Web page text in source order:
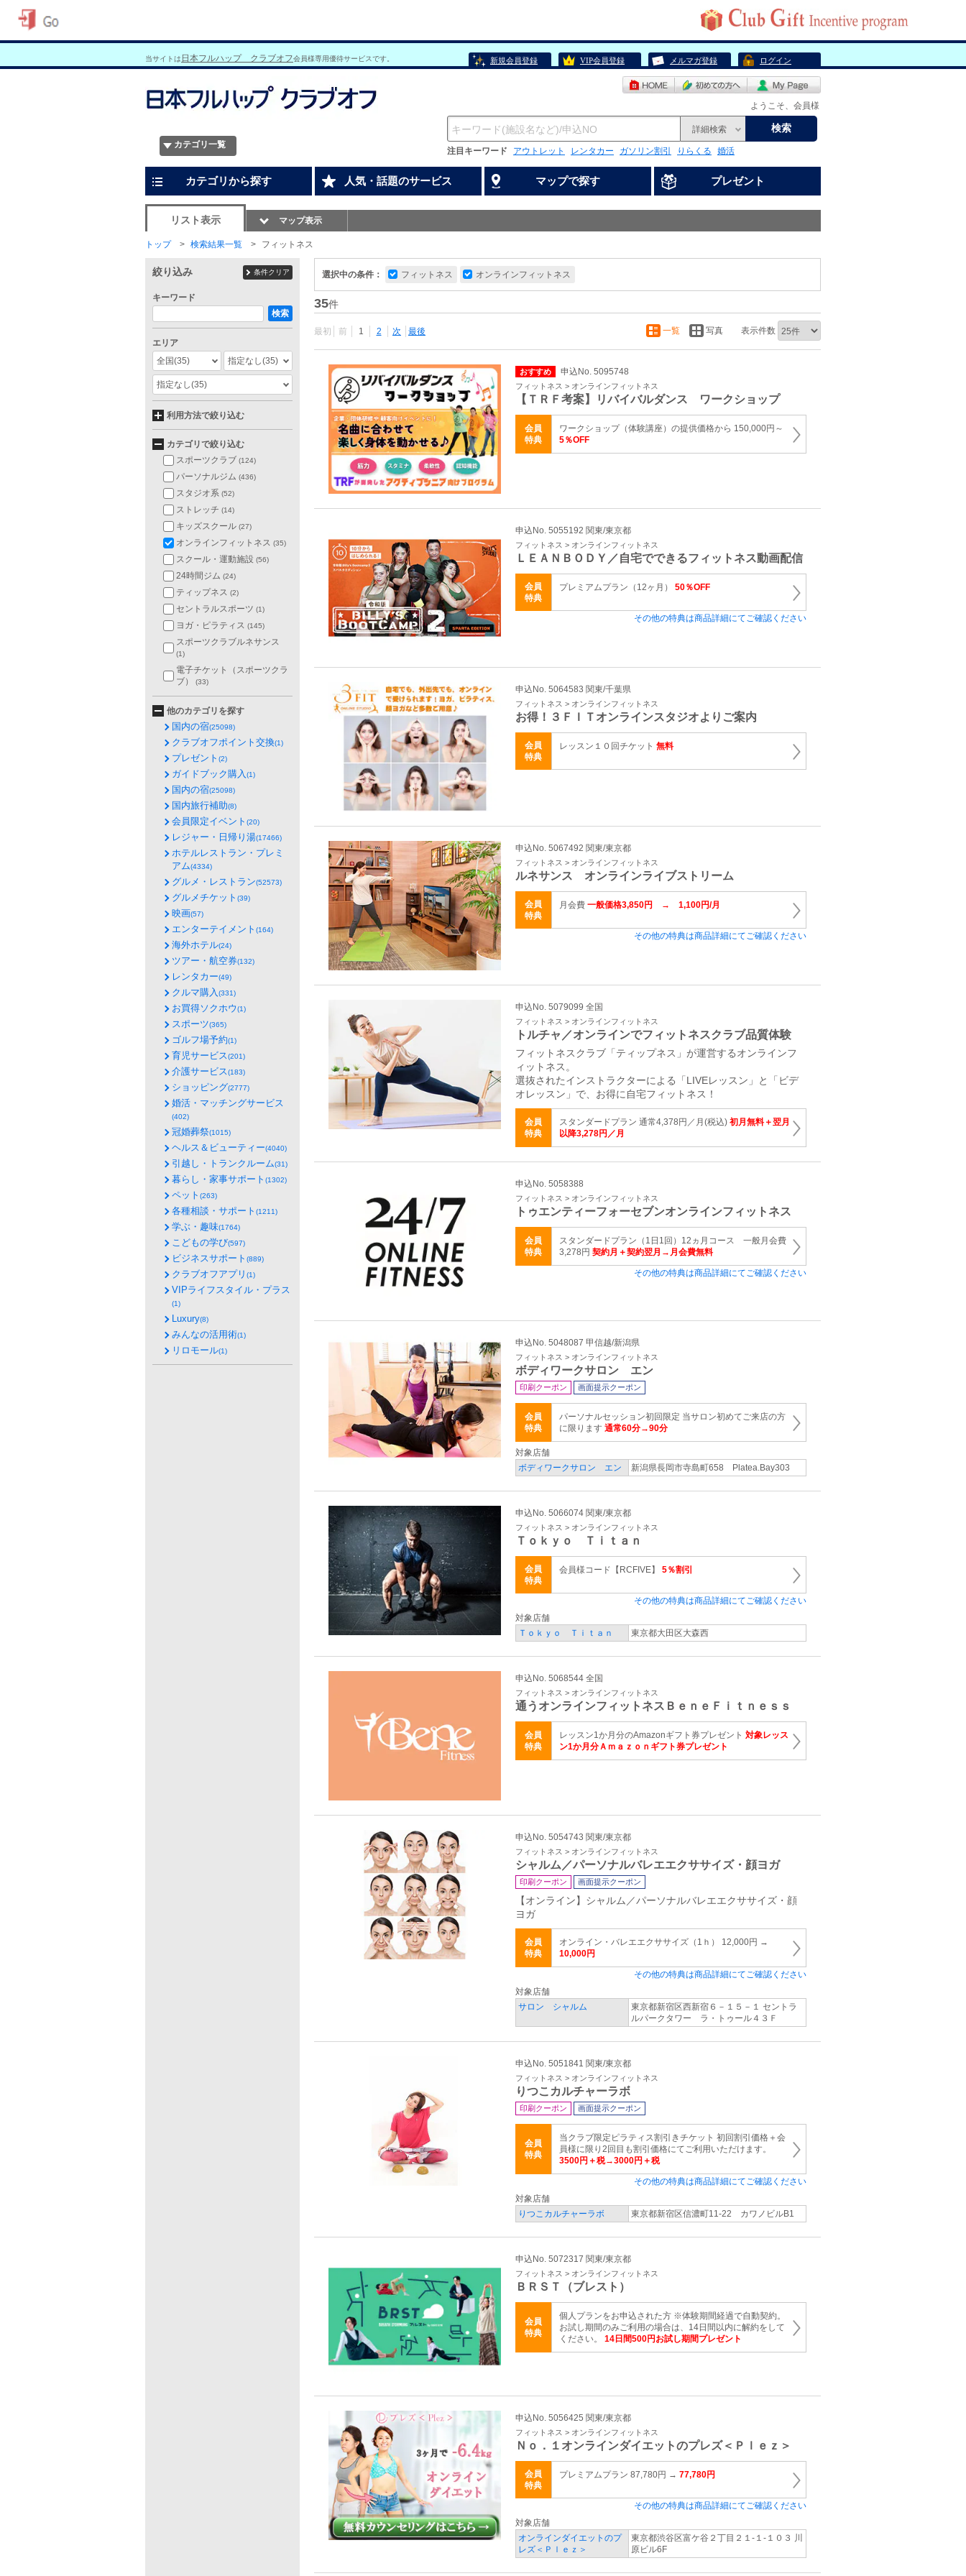
当サイトは 日本フルハップ クラブオフ会員様専用優待サービスです。 新規会員登録 VIP会員登録 メルマガ登録 ログイン
ようこそ、会員様
カテゴリ一覧
詳細検索 検索
注目キーワード アウトレット レンタカー ガソリン割引 りらくる 婚活
カテゴリから探す 人気・話題のサービス マップで探す プレゼント
リスト表示 マップ表示
トップ 検索結果一覧 フィットネス
選択中の条件： フィットネス オンラインフィットネス
35件
最初 前 1 2 次 最後 一覧 写真 表示件数
おすすめ 申込No. 5095748
フィットネス > オンラインフィットネス
【ＴＲＦ考案】リバイバルダンス ワークショップ
会員
特典
ワークショップ（体験講座）の提供価格から 150,000円～
5％OFF
申込No. 5055192 関東/東京都
フィットネス > オンラインフィットネス
ＬＥＡＮＢＯＤＹ／自宅でできるフィットネス動画配信
会員
特典
プレミアムプラン（12ヶ月） 50％OFF
その他の特典は商品詳細にてご確認ください
申込No. 5064583 関東/千葉県
フィットネス > オンラインフィットネス
お得！３ＦＩＴオンラインスタジオよりご案内
会員
特典
レッスン１０回チケット 無料
申込No. 5067492 関東/東京都
フィットネス > オンラインフィットネス
ルネサンス オンラインライブストリーム
会員
特典
月会費 一般価格3,850円 → 1,100円/月
その他の特典は商品詳細にてご確認ください
申込No. 5079099 全国
フィットネス > オンラインフィットネス
トルチャ／オンラインでフィットネスクラブ品質体験
フィットネスクラブ「ティップネス」が運営するオンラインフ
ィットネス。
選抜されたインストラクターによる「LIVEレッスン」と「ビデ
オレッスン」で、お得に自宅フィットネス！
会員
特典
スタンダードプラン 通常4,378円／月(税込) 初月無料＋翌月
以降3,278円／月
申込No. 5058388
フィットネス > オンラインフィットネス
トゥエンティーフォーセブンオンラインフィットネス
会員
特典
スタンダードプラン（1日1回）12ヵ月コース 一般月会費
3,278円 契約月＋契約翌月→月会費無料
その他の特典は商品詳細にてご確認ください
申込No. 5048087 甲信越/新潟県
フィットネス > オンラインフィットネス
ボディワークサロン エン
印刷クーポン 画面提示クーポン
会員
特典
パーソナルセッション初回限定 当サロン初めてご来店の方
に限ります 通常60分→90分
対象店舗
ボディワークサロン エン
新潟県長岡市寺島町658 Platea.Bay303
申込No. 5066074 関東/東京都
フィットネス > オンラインフィットネス
Ｔｏｋｙｏ Ｔｉｔａｎ
会員
特典
会員様コード【RCFIVE】 5％割引
その他の特典は商品詳細にてご確認ください
対象店舗
Ｔｏｋｙｏ Ｔｉｔａｎ
東京都大田区大森西
申込No. 5068544 全国
フィットネス > オンラインフィットネス
通うオンラインフィットネスＢｅｎｅＦｉｔｎｅｓｓ
会員
特典
レッスン1か月分のAmazonギフト券プレゼント 対象レッス
ン1か月分Ａｍａｚｏｎギフト券プレゼント
申込No. 5054743 関東/東京都
フィットネス > オンラインフィットネス
シャルム／パーソナルバレエエクササイズ・顔ヨガ
印刷クーポン 画面提示クーポン
【オンライン】シャルム／パーソナルバレエエクササイズ・顔
ヨガ
会員
特典
オンライン・バレエエクササイズ（1ｈ） 12,000円 →
10,000円
その他の特典は商品詳細にてご確認ください
対象店舗
サロン シャルム
東京都新宿区西新宿６－１５－１ セントラ
ルパークタワー ラ・トゥール４３Ｆ
申込No. 5051841 関東/東京都
フィットネス > オンラインフィットネス
りつこカルチャーラボ
印刷クーポン 画面提示クーポン
会員
特典
当クラブ限定ピラティス割引きチケット 初回割引価格＋会
員様に限り2回目も割引価格にてご利用いただけます。
3500円＋税→3000円＋税
その他の特典は商品詳細にてご確認ください
対象店舗
りつこカルチャーラボ
東京都新宿区信濃町11-22 カワノビルB1
申込No. 5072317 関東/東京都
フィットネス > オンラインフィットネス
ＢＲＳＴ（ブレスト）
会員
特典
個人プランをお申込された方 ※体験期間経過で自動契約。
お試し期間のみご利用の場合は、14日間以内に解約をして
ください。 14日間500円お試し期間プレゼント
申込No. 5056425 関東/東京都
フィットネス > オンラインフィットネス
Ｎｏ．１オンラインダイエットのプレズ＜Ｐｌｅｚ＞
会員
特典
プレミアムプラン 87,780円 → 77,780円
その他の特典は商品詳細にてご確認ください
対象店舗
オンラインダイエットのプ
レズ＜Ｐｌｅｚ＞
東京都渋谷区富ケ谷２丁目２１-１-１０３ 川
原ビル6F
絞り込み 条件クリア
キーワード
検索
エリア
全国(35) 指定なし(35)
指定なし(35)
利用方法で絞り込む
カテゴリで絞り込む
スポーツクラブ (124)
パーソナルジム (436)
スタジオ系 (52)
ストレッチ (14)
キッズスクール (27)
オンラインフィットネス (35)
スクール・運動施設 (56)
24時間ジム (24)
ティップネス (2)
セントラルスポーツ (1)
ヨガ・ピラティス (145)
スポーツクラブルネサンス
(1)
電子チケット（スポーツクラ
ブ）
(33)
他のカテゴリを探す
国内の宿(25098)
クラブオフポイント交換(1)
プレゼント (2)
ガイドブック購入(1)
国内の宿(25098)
国内旅行補助(8)
会員限定イベント (20)
レジャー・日帰り湯(17466)
ホテルレストラン・プレミ
アム(4334)
グルメ・レストラン(52573)
グルメチケット (39)
映画(57)
エンターテイメント (164)
海外ホテル(24)
ツアー・航空券(132)
レンタカー(49)
クルマ購入(331)
お買得ソクホウ(1)
スポーツ(365)
ゴルフ場予約(1)
育児サービス(201)
介護サービス(183)
ショッピング(2777)
婚活・マッチングサービス
(402)
冠婚葬祭(1015)
ヘルス＆ビューティー(4040)
引越し・トランクルーム(31)
暮らし・家事サポート (1302)
ペット (263)
各種相談・サポート (1211)
学ぶ・趣味(1764)
こどもの学び(597)
ビジネスサポート (889)
クラブオフアプリ (1)
VIPライフスタイル・プラス
(1)
Luxury(8)
みんなの活用術(1)
リロモール(1)